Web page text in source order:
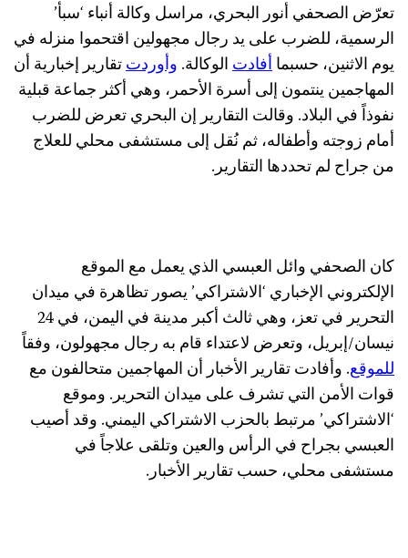
تعرّض الصحفي أنور البحري، مراسل وكالة أنباء ‘سبأ’
الرسمية، للضرب على يد رجال مجهولين اقتحموا منزله في
يوم الاثنين، حسبماأفادتالوكالة. وأوردتتقارير إخبارية أن
المهاجمين ينتمون إلى أسرة الأحمر، وهي أكثر جماعة قبلية
نفوذاً في البلاد. وقالت التقارير إن البحري تعرض للضرب
أمام زوجته وأطفاله، ثم نُقل إلى مستشفى محلي للعلاج
من جراح لم تحددها التقارير.
كان الصحفي وائل العبسي الذي يعمل مع الموقع
الإلكتروني الإخباري ‘الاشتراكي’ يصور تظاهرة في ميدان
التحرير في تعز، وهي ثالث أكبر مدينة في اليمن، في 24
نيسان/إبريل، وتعرض لاعتداء قام به رجال مجهولون، وفقاً
للموقع. وأفادت تقارير الأخبار أن المهاجمين متحالفون مع
قوات الأمن التي تشرف على ميدان التحرير. وموقع
‘الاشتراكي’ مرتبط بالحزب الاشتراكي اليمني. وقد أصيب
العبسي بجراح في الرأس والعين وتلقى علاجاً في
مستشفى محلي، حسب تقارير الأخبار.